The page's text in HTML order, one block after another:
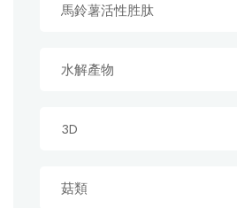
馬鈴薯活性胜肽
水解產物
3D
菇類